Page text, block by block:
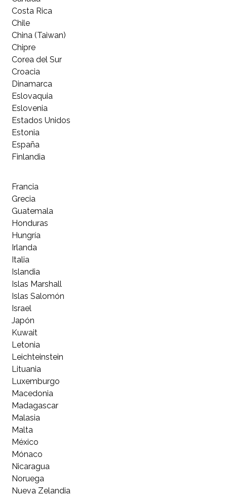
Costa Rica
Chile
China (Taiwan)
Chipre
Corea del Sur
Croacia
Dinamarca
Eslovaquia
Eslovenia
Estados Unidos
Estonia
España
Finlandia
Francia
Grecia
Guatemala
Honduras
Hungría
Irlanda
Italia
Islandia
Islas Marshall
Islas Salomón
Israel
Japón
Kuwait
Letonia
Leichteinstein
Lituania
Luxemburgo
Macedonia
Madagascar
Malasia
Malta
México
Mónaco
Nicaragua
Noruega
Nueva Zelandia